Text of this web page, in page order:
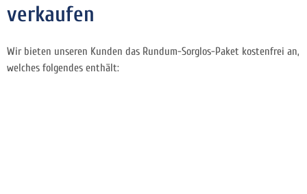
verkaufen
Wir bieten unseren Kunden das Rundum-Sorglos-Paket kostenfrei an,
welches folgendes enthält: